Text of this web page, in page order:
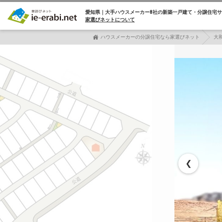
愛知県｜大手ハウスメーカー8社の新築一戸建て・分譲住宅
家選びネットについて
ハウスメーカーの分譲住宅なら家選びネット 大
❮